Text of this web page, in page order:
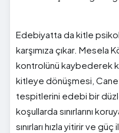
Edebiyatta da kitle
karşımıza çıkar. Mesela
kontrolünü kaybederek
kitleye dönüşmesi,
tespitlerini edebi bir
koşullarda sınırlarını
sınırları hızla yitirir ve